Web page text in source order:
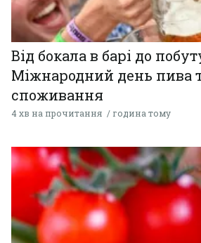
Від бокала в барі до
Міжнародний день пива
споживання
4 хв на прочитання година тому